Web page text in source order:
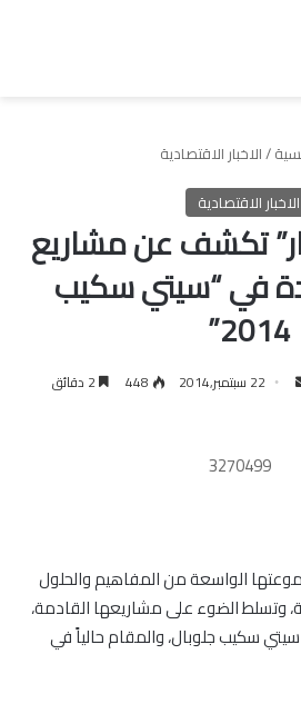
/الاخبار الاقتصادية
الاخبار الاقتصادية
تكشف عن مشاريع
في “سيتي سكيب
2014”
أرسل 22 سبتمبر,2014 448 2 دقائق
الواسعة من المفاهيم والحلول
وتسلط الضوء على مشاريعها القادمة،
سكيب جلوبال، والمقام حالياً في